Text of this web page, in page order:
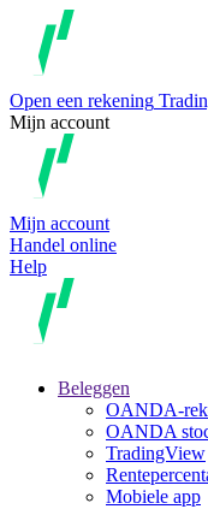
Open een rekening
Mijn account
Mijn account
Handel online
Help
Beleggen
OANDA-
OANDA
TradingView
Mobiele app